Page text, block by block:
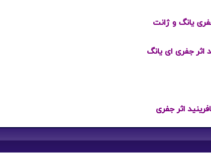
یانگ و ژانت
اثر جفری ای یانگ
اثر جفری